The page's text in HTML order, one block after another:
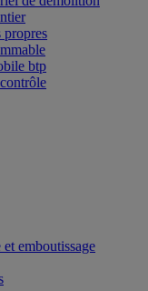
propres
btp
emboutissage